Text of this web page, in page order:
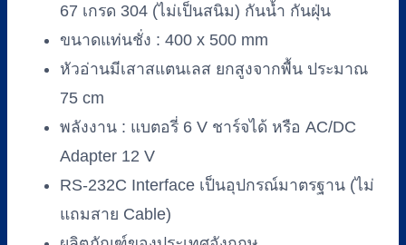
67 เกรด 304 (ไม่เป็นสนิม) กันน้ำ กันฝุ่น
ขนาดแท่นชั่ง : 400 x 500 mm
หัวอ่านมีเสาสแตนเลส ยกสูงจากพื้น ประมาณ
75 cm
พลังงาน : แบตอรี่ 6 V ชาร์จได้ หรือ AC/DC
Adapter 12 V
RS-232C Interface เป็นอุปกรณ์มาตรฐาน (ไม่
แถมสาย Cable)